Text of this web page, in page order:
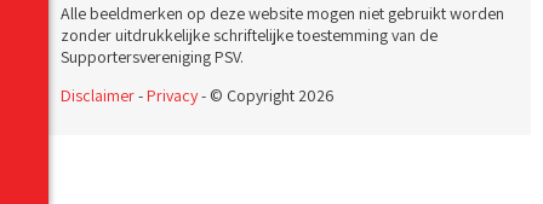
Alle beeldmerken op deze website mogen niet gebruikt worden
zonder uitdrukkelijke schriftelijke toestemming van de
Supportersvereniging PSV.
Disclaimer-Privacy- © Copyright 2026